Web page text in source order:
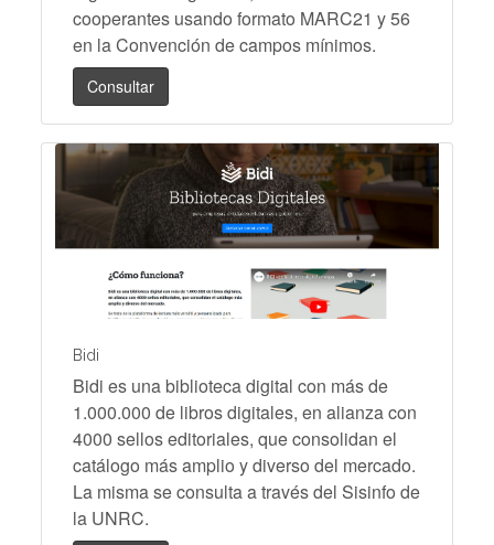
cooperantes usando formato MARC21 y 56
en la Convención de campos mínimos.
Consultar
Bidi
Bidi es una biblioteca digital con más de
1.000.000 de libros digitales, en alianza con
4000 sellos editoriales, que consolidan el
catálogo más amplio y diverso del mercado.
La misma se consulta a través del Sisinfo de
la UNRC.